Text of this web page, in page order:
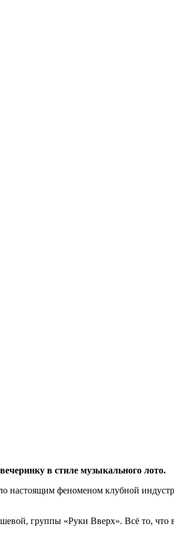
в стиле музыкального лото.
настоящим феноменом клубной
группы «Руки Вверх». Всё то, что